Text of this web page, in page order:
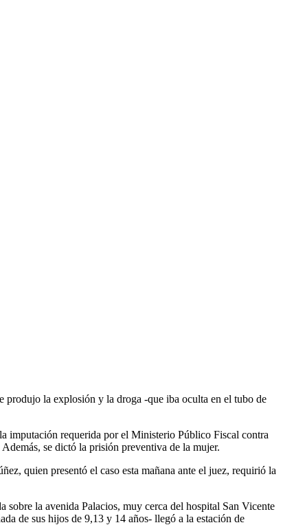
produjo la explosión y la droga -que iba oculta en el tubo de
imputación requerida por el Ministerio Público Fiscal contra
se dictó la prisión preventiva de la mujer.
quien presentó el caso esta mañana ante el juez, requirió la
la avenida Palacios, muy cerca del hospital San Vicente
de sus hijos de 9,13 y 14 años- llegó a la estación de